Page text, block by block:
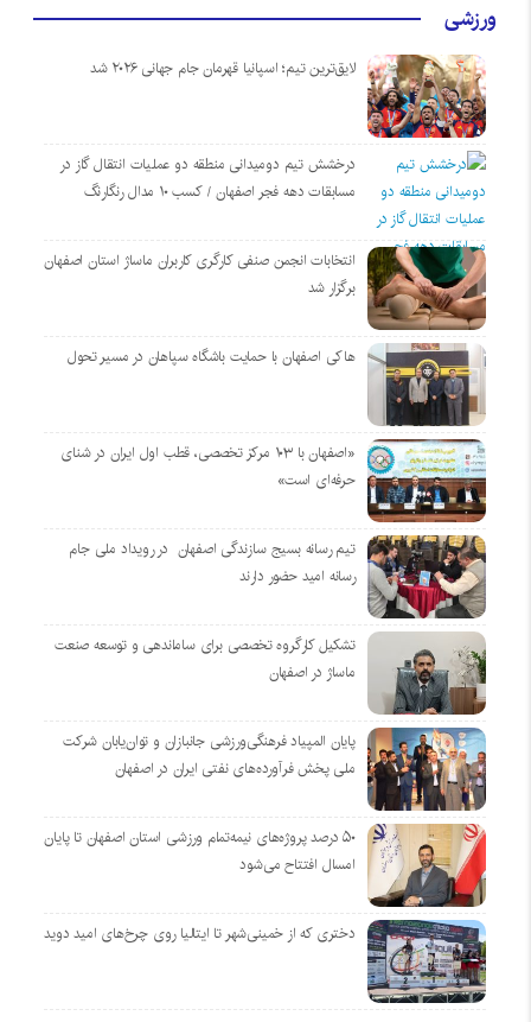
ورزشی
لایق‌ترین تیم؛ اسپانیا قهرمان جام جهانی ۲۰۲۶ شد
درخشش تیم دومیدانی منطقه دو عملیات انتقال گاز در
مسابقات دهه فجر اصفهان / کسب ۱۰ مدال رنگارنگ
انتخابات انجمن صنفی کارگری کاربران ماساژ استان اصفهان
برگزار شد
هاکی اصفهان با حمایت باشگاه سپاهان در مسیر تحول
«اصفهان با ۱۰۳ مرکز تخصصی، قطب اول ایران در شنای
حرفه‌ای است»
تیم رسانه بسیج سازندگی اصفهان در رویداد ملی جام
رسانه امید حضور دارند
تشکیل کارگروه تخصصی برای ساماندهی و توسعه صنعت
ماساژ در اصفهان
پایان المپیاد فرهنگی‌ورزشی جانبازان و توان‌یابان شرکت
ملی پخش فرآورده‌های نفتی ایران در اصفهان
۵۰ درصد پروژه‌های نیمه‌تمام ورزشی استان اصفهان تا پایان
امسال افتتاح می‌شود
دختری که از خمینی‌شهر تا ایتالیا روی چرخ‌های امید دوید